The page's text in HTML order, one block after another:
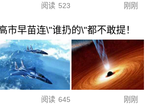
阅读 523 刚刚
市早苗连\"谁扔的\"都不敢提！
阅读 645 刚刚